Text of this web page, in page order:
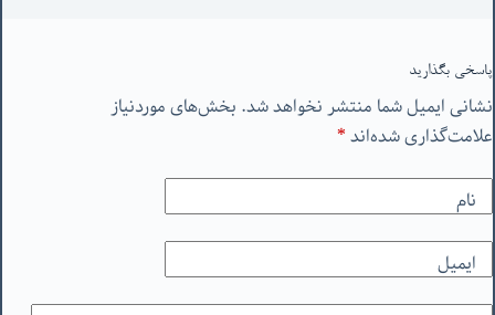
پاسخی بگذارید
نشانی ایمیل شما منتشر نخواهد شد. بخش‌های موردنیاز
علامت‌گذاری شده‌اند*
نام
ایمیل